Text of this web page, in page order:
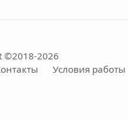
©2018-2026
Условия работы